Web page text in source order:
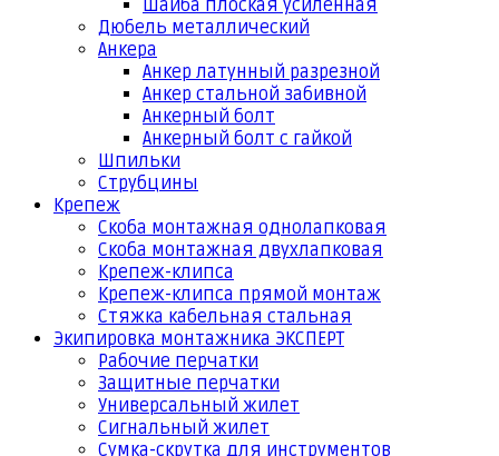
Шайба плоская усиленная
Дюбель металлический
Анкера
Анкер латунный разрезной
Анкер стальной забивной
Анкерный болт
Анкерный болт с гайкой
Шпильки
Струбцины
Крепеж
Скоба монтажная однолапковая
Скоба монтажная двухлапковая
Крепеж-клипса
Крепеж-клипса прямой монтаж
Стяжка кабельная стальная
Экипировка монтажника ЭКСПЕРТ
Рабочие перчатки
Защитные перчатки
Универсальный жилет
Сигнальный жилет
Сумка-скрутка для инструментов